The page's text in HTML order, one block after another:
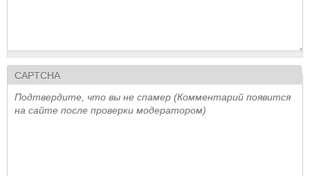
CAPTCHA
Подтвердите, что вы не спамер (Комментарий появится
на сайте после проверки модератором)